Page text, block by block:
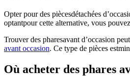
Opter pour des piècesdétachées
optantpour cette alternative, vous
Trouver des pharesavant d’occasion
avant occasion. Ce type de pièces
Où acheter des phares